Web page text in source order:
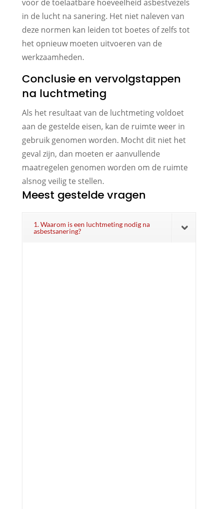
voor de toelaatbare hoeveelheid asbestvezels
in de lucht na sanering. Het niet naleven van
deze normen kan leiden tot boetes of zelfs tot
het opnieuw moeten uitvoeren van de
werkzaamheden.
Conclusie en vervolgstappen
na luchtmeting
Als het resultaat van de luchtmeting voldoet
aan de gestelde eisen, kan de ruimte weer in
gebruik genomen worden. Mocht dit niet het
geval zijn, dan moeten er aanvullende
maatregelen genomen worden om de ruimte
alsnog veilig te stellen.
Meest gestelde vragen
1. Waarom is een luchtmeting nodig na
asbestsanering?